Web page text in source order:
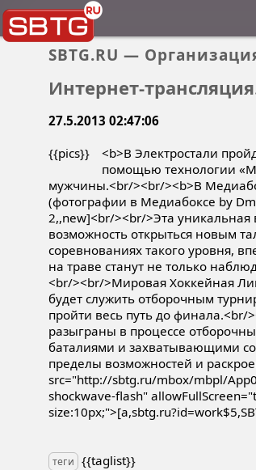
SBTG.RU —
Интернет-
27.5.2013 02:47:06
{{pics}}
<b>В Электростали
помощью технологии
мужчины.<br/><br/><b>В
(фотографии в Медиабоксе by
2,,new]<br/><br/>Эта уникальная
возможность открыться новым
соревнованиях такого уровня,
на траве станут не только
<br/><br/>Мировая Хоккейная
будет служить отборочным
пройти весь путь до финала.<br/
разыграны в процессе
баталиями и захватывающими
пределы возможностей и
src="http://sbtg.ru/mbox/mbpl/
shockwave-flash"
теги {{taglist}}